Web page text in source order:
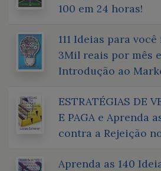
100 em 24 horas!
111 Ideias para
3Mil reais por mês
Introdução ao
ESTRATÉGIAS DE
E PAGA e Aprenda
contra a Rejeição
Aprenda as 140